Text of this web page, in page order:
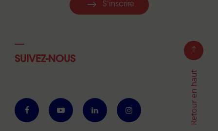
S'inscrire
SUIVEZ-NOUS
Retour en haut